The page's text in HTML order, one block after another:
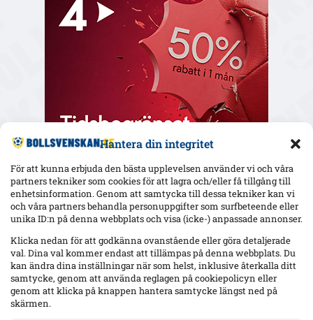
Hantera din integritet
För att kunna erbjuda den bästa upplevelsen använder vi och våra
partners tekniker som cookies för att lagra och/eller få tillgång till
enhetsinformation. Genom att samtycka till dessa tekniker kan vi
och våra partners behandla personuppgifter som surfbeteende eller
unika ID:n på denna webbplats och visa (icke-) anpassade annonser.
Klicka nedan för att godkänna ovanstående eller göra detaljerade
val. Dina val kommer endast att tillämpas på denna webbplats. Du
kan ändra dina inställningar när som helst, inklusive återkalla ditt
samtycke, genom att använda reglagen på cookiepolicyn eller
genom att klicka på knappen hantera samtycke längst ned på
skärmen.
Senaste
GAIS-anfallaren under kontrakt till 2028
Raków vill värva Djuric – MFF-mittbacken nobbar sommarflytt: